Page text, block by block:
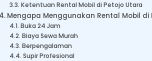
Ketentuan Rental Mobil di Petojo Utara
Mengapa Menggunakan Rental Mobil
Buka 24 Jam
Biaya Sewa Murah
Berpengalaman
Supir Profesional